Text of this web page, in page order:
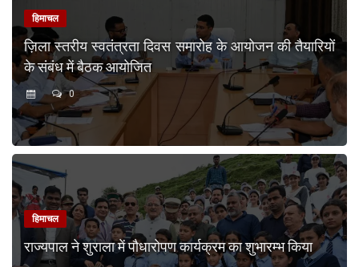
हिमाचल
ज़िला स्तरीय स्वतंत्रता दिवस समारोह के आयोजन की तैयारियों
के संबंध में बैठक आयोजित
0
हिमाचल
राज्यपाल ने शुराला में पौधारोपण कार्यक्रम का शुभारम्भ किया